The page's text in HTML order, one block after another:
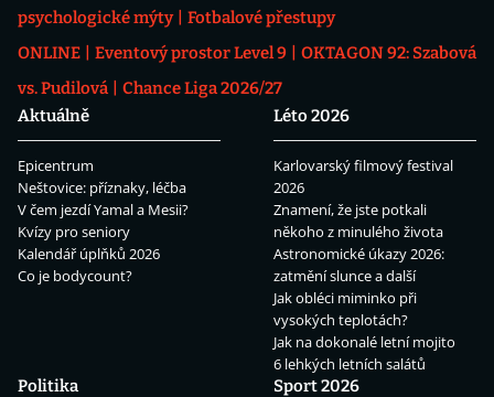
psychologické mýty
Fotbalové přestupy
ONLINE
Eventový prostor Level 9
OKTAGON 92: Szabová
vs. Pudilová
Chance Liga 2026/27
Aktuálně
Epicentrum
Neštovice: příznaky, léčba
V čem jezdí Yamal a Mesii?
Kvízy pro seniory
Kalendář úplňků 2026
Co je bodycount?
Léto 2026
Karlovarský filmový festival
2026
Znamení, že jste potkali
někoho z minulého života
Astronomické úkazy 2026:
zatmění slunce a další
Jak obléci miminko při
vysokých teplotách?
Jak na dokonalé letní mojito
6 lehkých letních salátů
Politika
Sport 2026